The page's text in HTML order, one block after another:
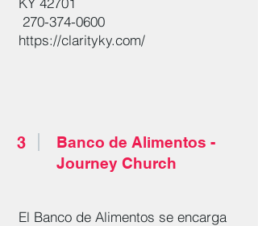
270-374-0600
https://clarityky.com/
3
Banco de Alimentos -
Journey Church
El Banco de Alimentos se encarga